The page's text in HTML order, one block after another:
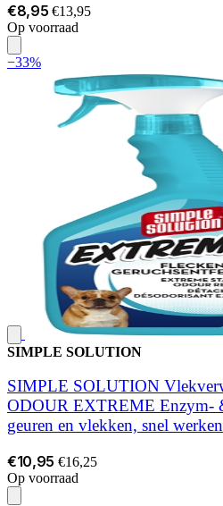
€8,95 €13,95
Op voorraad
−33%
SIMPLE SOLUTION
SIMPLE SOLUTION
ODOUR EXTREME Enzym-
geuren en vlekken, snel
€10,95 €16,25
Op voorraad